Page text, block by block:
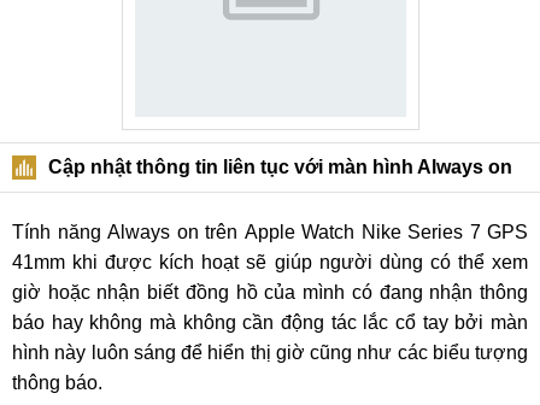
Cập nhật thông tin liên tục với màn hình Always on
Tính năng Always on trên Apple Watch Nike Series 7 GPS
41mm khi được kích hoạt sẽ giúp người dùng có thể xem
giờ hoặc nhận biết đồng hồ của mình có đang nhận thông
báo hay không mà không cần động tác lắc cổ tay bởi màn
hình này luôn sáng để hiển thị giờ cũng như các biểu tượng
thông báo.